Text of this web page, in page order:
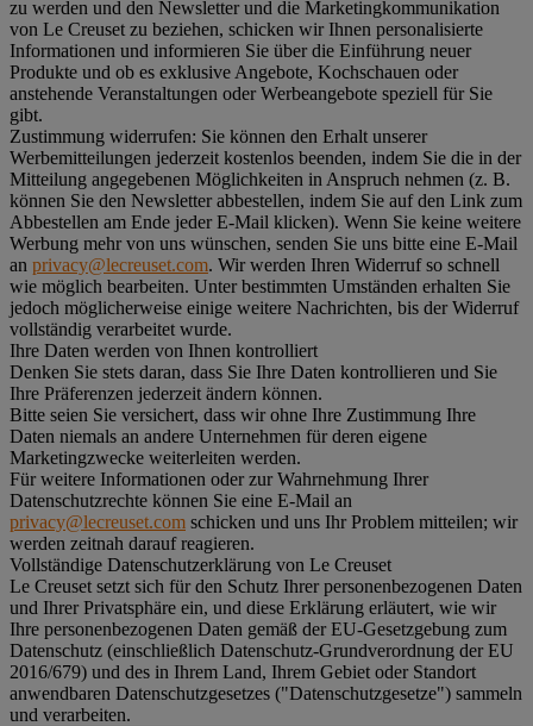
zu werden und den Newsletter und die Marketingkommunikation
von Le Creuset zu beziehen, schicken wir Ihnen personalisierte
Informationen und informieren Sie über die Einführung neuer
Produkte und ob es exklusive Angebote, Kochschauen oder
anstehende Veranstaltungen oder Werbeangebote speziell für Sie
gibt.
Zustimmung widerrufen: Sie können den Erhalt unserer
Werbemitteilungen jederzeit kostenlos beenden, indem Sie die in der
Mitteilung angegebenen Möglichkeiten in Anspruch nehmen (z. B.
können Sie den Newsletter abbestellen, indem Sie auf den Link zum
Abbestellen am Ende jeder E-Mail klicken). Wenn Sie keine weitere
Werbung mehr von uns wünschen, senden Sie uns bitte eine E-Mail
an privacy@lecreuset.com. Wir werden Ihren Widerruf so schnell
wie möglich bearbeiten. Unter bestimmten Umständen erhalten Sie
jedoch möglicherweise einige weitere Nachrichten, bis der Widerruf
vollständig verarbeitet wurde.
Ihre Daten werden von Ihnen kontrolliert
Denken Sie stets daran, dass Sie Ihre Daten kontrollieren und Sie
Ihre Präferenzen jederzeit ändern können.
Bitte seien Sie versichert, dass wir ohne Ihre Zustimmung Ihre
Daten niemals an andere Unternehmen für deren eigene
Marketingzwecke weiterleiten werden.
Für weitere Informationen oder zur Wahrnehmung Ihrer
Datenschutzrechte können Sie eine E-Mail an
privacy@lecreuset.com schicken und uns Ihr Problem mitteilen; wir
werden zeitnah darauf reagieren.
Vollständige Datenschutzerklärung von Le Creuset
Le Creuset setzt sich für den Schutz Ihrer personenbezogenen Daten
und Ihrer Privatsphäre ein, und diese Erklärung erläutert, wie wir
Ihre personenbezogenen Daten gemäß der EU-Gesetzgebung zum
Datenschutz (einschließlich Datenschutz-Grundverordnung der EU
2016/679) und des in Ihrem Land, Ihrem Gebiet oder Standort
anwendbaren Datenschutzgesetzes ("Datenschutzgesetze") sammeln
und verarbeiten.